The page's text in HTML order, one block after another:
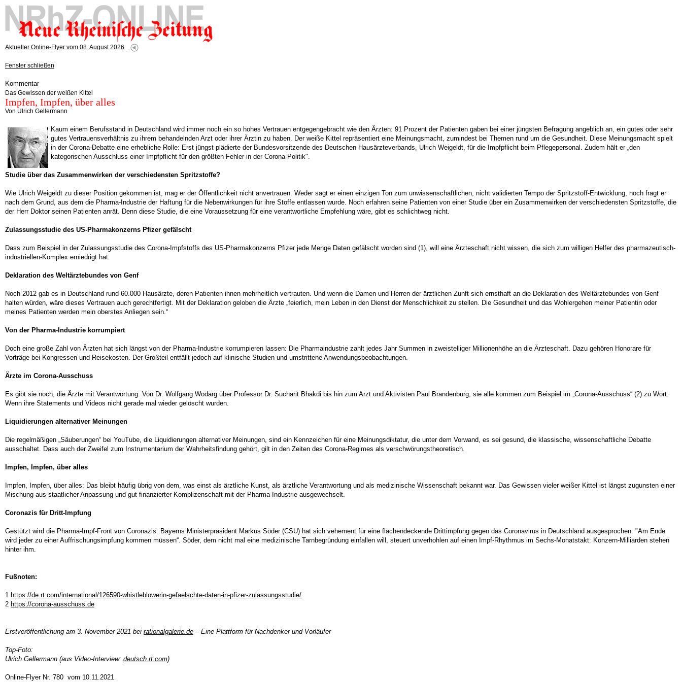
Aktueller Online-Flyer vom 08. August 2026
Fenster schließen
Kommentar
Das Gewissen der weißen Kittel
Impfen, Impfen, über alles
Von Ulrich Gellermann
Kaum einem Berufsstand in Deutschland wird immer noch ein so hohes Vertrauen entgegengebracht wie den Ärzten: 91 Prozent der Patienten gaben bei einer jüngsten Befragung angeblich an, ein gutes oder sehr
gutes Vertrauensverhältnis zu ihrem behandelnden Arzt oder ihrer Ärztin zu haben. Der weiße Kittel repräsentiert eine Meinungsmacht, zumindest bei Themen rund um die Gesundheit. Diese Meinungsmacht spielt
in der Corona-Debatte eine erhebliche Rolle: Erst jüngst plädierte der Bundesvorsitzende des Deutschen Hausärzteverbands, Ulrich Weigeldt, für die Impfpflicht beim Pflegepersonal. Zudem hält er „den
kategorischen Ausschluss einer Impfpflicht für den größten Fehler in der Corona-Politik".
Studie über das Zusammenwirken der verschiedensten Spritzstoffe?
Wie Ulrich Weigeldt zu dieser Position gekommen ist, mag er der Öffentlichkeit nicht anvertrauen. Weder sagt er einen einzigen Ton zum unwissenschaftlichen, nicht validierten Tempo der Spritzstoff-Entwicklung, noch fragt er
nach dem Grund, aus dem die Pharma-Industrie der Haftung für die Nebenwirkungen für ihre Stoffe entlassen wurde. Noch erfahren seine Patienten von einer Studie über ein Zusammenwirken der verschiedensten Spritzstoffe, die
der Herr Doktor seinen Patienten anrät. Denn diese Studie, die eine Voraussetzung für eine verantwortliche Empfehlung wäre, gibt es schlichtweg nicht.
Zulassungsstudie des US-Pharmakonzerns Pfizer gefälscht
Dass zum Beispiel in der Zulassungsstudie des Corona-Impfstoffs des US-Pharmakonzerns Pfizer jede Menge Daten gefälscht worden sind (1), will eine Ärzteschaft nicht wissen, die sich zum willigen Helfer des pharmazeutisch-
industriellen-Komplex erniedrigt hat.
Deklaration des Weltärztebundes von Genf
Noch 2012 gab es in Deutschland rund 60.000 Hausärzte, deren Patienten ihnen mehrheitlich vertrauten. Und wenn die Damen und Herren der ärztlichen Zunft sich ernsthaft an die Deklaration des Weltärztebundes von Genf
halten würden, wäre dieses Vertrauen auch gerechtfertigt. Mit der Deklaration geloben die Ärzte „feierlich, mein Leben in den Dienst der Menschlichkeit zu stellen. Die Gesundheit und das Wohlergehen meiner Patientin oder
meines Patienten werden mein oberstes Anliegen sein.“
Von der Pharma-Industrie korrumpiert
Doch eine große Zahl von Ärzten hat sich längst von der Pharma-Industrie korrumpieren lassen: Die Pharmaindustrie zahlt jedes Jahr Summen in zweistelliger Millionenhöhe an die Ärzteschaft. Dazu gehören Honorare für
Vorträge bei Kongressen und Reisekosten. Der Großteil entfällt jedoch auf klinische Studien und umstrittene Anwendungsbeobachtungen.
Ärzte im Corona-Ausschuss
Es gibt sie noch, die Ärzte mit Verantwortung: Von Dr. Wolfgang Wodarg über Professor Dr. Sucharit Bhakdi bis hin zum Arzt und Aktivisten Paul Brandenburg, sie alle kommen zum Beispiel im „Corona-Ausschuss“ (2) zu Wort.
Wenn ihre Statements und Videos nicht gerade mal wieder gelöscht wurden.
Liquidierungen alternativer Meinungen
Die regelmäßigen „Säuberungen“ bei YouTube, die Liquidierungen alternativer Meinungen, sind ein Kennzeichen für eine Meinungsdiktatur, die unter dem Vorwand, es sei gesund, die klassische, wissenschaftliche Debatte
ausschaltet. Dass auch der Zweifel zum Instrumentarium der Wahrheitsfindung gehört, gilt in den Zeiten des Corona-Regimes als verschwörungstheoretisch.
Impfen, Impfen, über alles
Impfen, Impfen, über alles: Das bleibt häufig übrig von dem, was einst als ärztliche Kunst, als ärztliche Verantwortung und als medizinische Wissenschaft bekannt war. Das Gewissen vieler weißer Kittel ist längst zugunsten einer
Mischung aus staatlicher Anpassung und gut finanzierter Komplizenschaft mit der Pharma-Industrie ausgewechselt.
Coronazis für Dritt-Impfung
Gestützt wird die Pharma-Impf-Front von Coronazis. Bayerns Ministerpräsident Markus Söder (CSU) hat sich vehement für eine flächendeckende Drittimpfung gegen das Coronavirus in Deutschland ausgesprochen: "Am Ende
wird jeder zu einer Auffrischungsimpfung kommen müssen“. Söder, dem nicht mal eine medizinische Tarnbegründung einfallen will, steuert unverhohlen auf einen Impf-Rhythmus im Sechs-Monatstakt: Konzern-Milliarden stehen
hinter ihm.
Fußnoten:
1 https://de.rt.com/international/126590-whistleblowerin-gefaelschte-daten-in-pfizer-zulassungsstudie/
2 https://corona-ausschuss.de
Erstveröffentlichung am 3. November 2021 bei rationalgalerie.de – Eine Plattform für Nachdenker und Vorläufer
Top-Foto:
Ulrich Gellermann (aus Video-Interview: deutsch.rt.com)
Online-Flyer Nr. 780 vom 10.11.2021